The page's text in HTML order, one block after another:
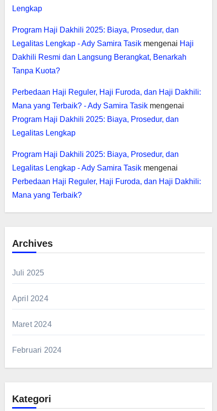
Lengkap
Program Haji Dakhili 2025: Biaya, Prosedur, dan
Legalitas Lengkap - Ady Samira Tasikmengenai Haji
Dakhili Resmi dan Langsung Berangkat, Benarkah
Tanpa Kuota?
Perbedaan Haji Reguler, Haji Furoda, dan Haji Dakhili:
Mana yang Terbaik? - Ady Samira Tasikmengenai
Program Haji Dakhili 2025: Biaya, Prosedur, dan
Legalitas Lengkap
Program Haji Dakhili 2025: Biaya, Prosedur, dan
Legalitas Lengkap - Ady Samira Tasikmengenai
Perbedaan Haji Reguler, Haji Furoda, dan Haji Dakhili:
Mana yang Terbaik?
Archives
Juli 2025
April 2024
Maret 2024
Februari 2024
Kategori